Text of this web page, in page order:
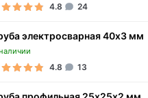
4.8 24
электросварная 40х3 мм
4.8 13